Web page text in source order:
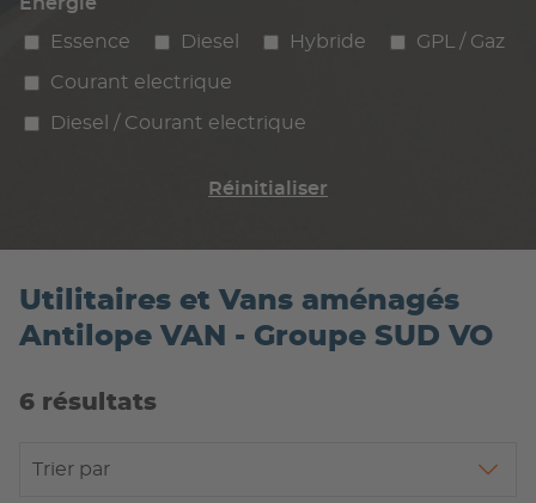
Essence
Diesel Hybride GPL / Gaz
Courant electrique
Diesel / Courant electrique
Réinitialiser
Utilitaires et Vans aménagés
Antilope VAN - Groupe SUD VO
6 résultats
Trier par